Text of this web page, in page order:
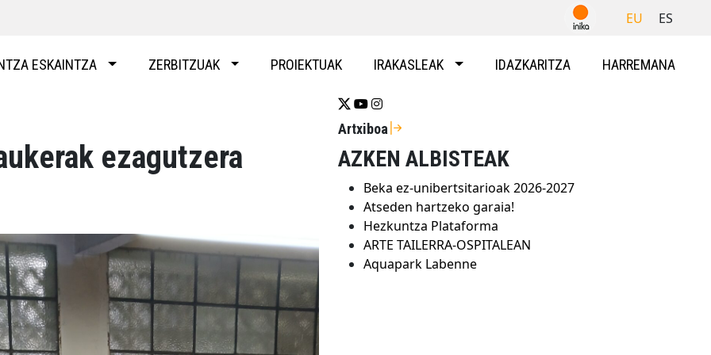
EU ES
ESKAINTZA ZERBITZUAK PROIEKTUAK IRAKASLEAK IDAZKARITZA HARREMANA
ezagutzera
Se abrirá nueva ventana-twitter
Se abrirá nueva ventana-youtube
Se abrirá nueva ventana-instragram
Artxiboa
AZKEN ALBISTEAK
Beka ez-unibertsitarioak 2026-2027
Atseden hartzeko garaia!
Hezkuntza Plataforma
ARTE TAILERRA-OSPITALEAN
Aquapark Labenne